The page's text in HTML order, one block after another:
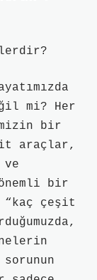
mi? Her
bir
araçlar,
bir
çeşit